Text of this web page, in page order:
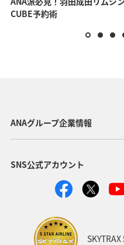
CUBE予約術
ANAグループ企業情報
SNS公式アカウント